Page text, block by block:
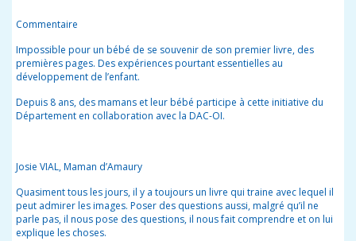
Commentaire
Impossible pour un bébé de se souvenir de son premier livre, des
premières pages. Des expériences pourtant essentielles au
développement de l’enfant.
Depuis 8 ans, des mamans et leur bébé participe à cette initiative du
Département en collaboration avec la DAC-OI.
Josie VIAL, Maman d’Amaury
Quasiment tous les jours, il y a toujours un livre qui traine avec lequel il
peut admirer les images. Poser des questions aussi, malgré qu’il ne
parle pas, il nous pose des questions, il nous fait comprendre et on lui
explique les choses.